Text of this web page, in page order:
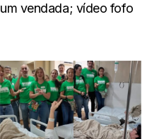
um vendada; vídeo fofo